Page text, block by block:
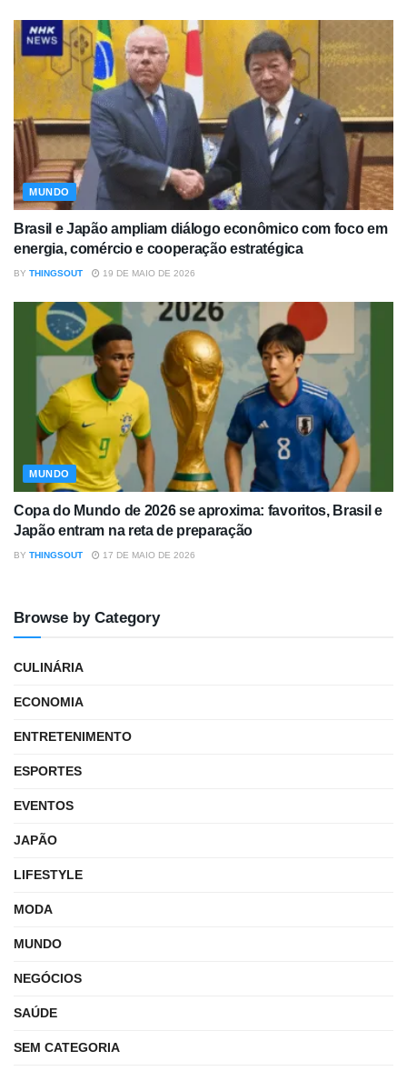
MUNDO
Brasil e Japão ampliam diálogo econômico com foco em
energia, comércio e cooperação estratégica
BY THINGSOUT 19 DE MAIO DE 2026
MUNDO
Copa do Mundo de 2026 se aproxima: favoritos, Brasil e
Japão entram na reta de preparação
BY THINGSOUT 17 DE MAIO DE 2026
Browse by Category
CULINÁRIA
ECONOMIA
ENTRETENIMENTO
ESPORTES
EVENTOS
JAPÃO
LIFESTYLE
MODA
MUNDO
NEGÓCIOS
SAÚDE
SEM CATEGORIA